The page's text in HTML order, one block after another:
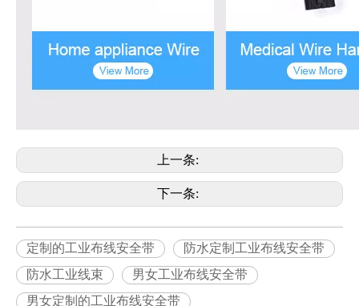
上一条:
下一条:
定制的工业布线安全带
防水定制工业布线安全带
防水工业线束
男女工业布线安全带
男女定制的工业布线安全带